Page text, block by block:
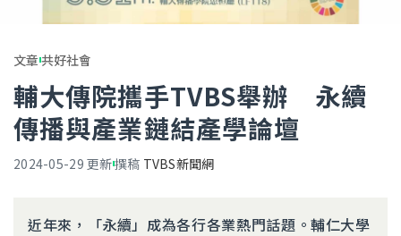
文章共好社會
輔大傳院攜手TVBS舉辦 永續
傳播與產業鏈結產學論壇
2024-05-29 更新撰稿 TVBS新聞網
近年來，「永續」成為各行各業熱門話題。輔仁大學